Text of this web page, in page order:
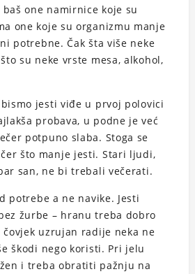
one namirnice koje su
one koje su organizmu manje
potrebne. Čak šta više neke
su neke vrste mesa, alkohol,
jesti viđe u prvoj polovici
probava, u podne je već
potpuno slaba. Stoga se
što manje jesti. Stari ljudi,
san, ne bi trebali večerati.
potrebe a ne navike. Jesti
žurbe – hranu treba dobro
čovjek uzrujan radije neka ne
škodi nego koristi. Pri jelu
i treba obratiti pažnju na